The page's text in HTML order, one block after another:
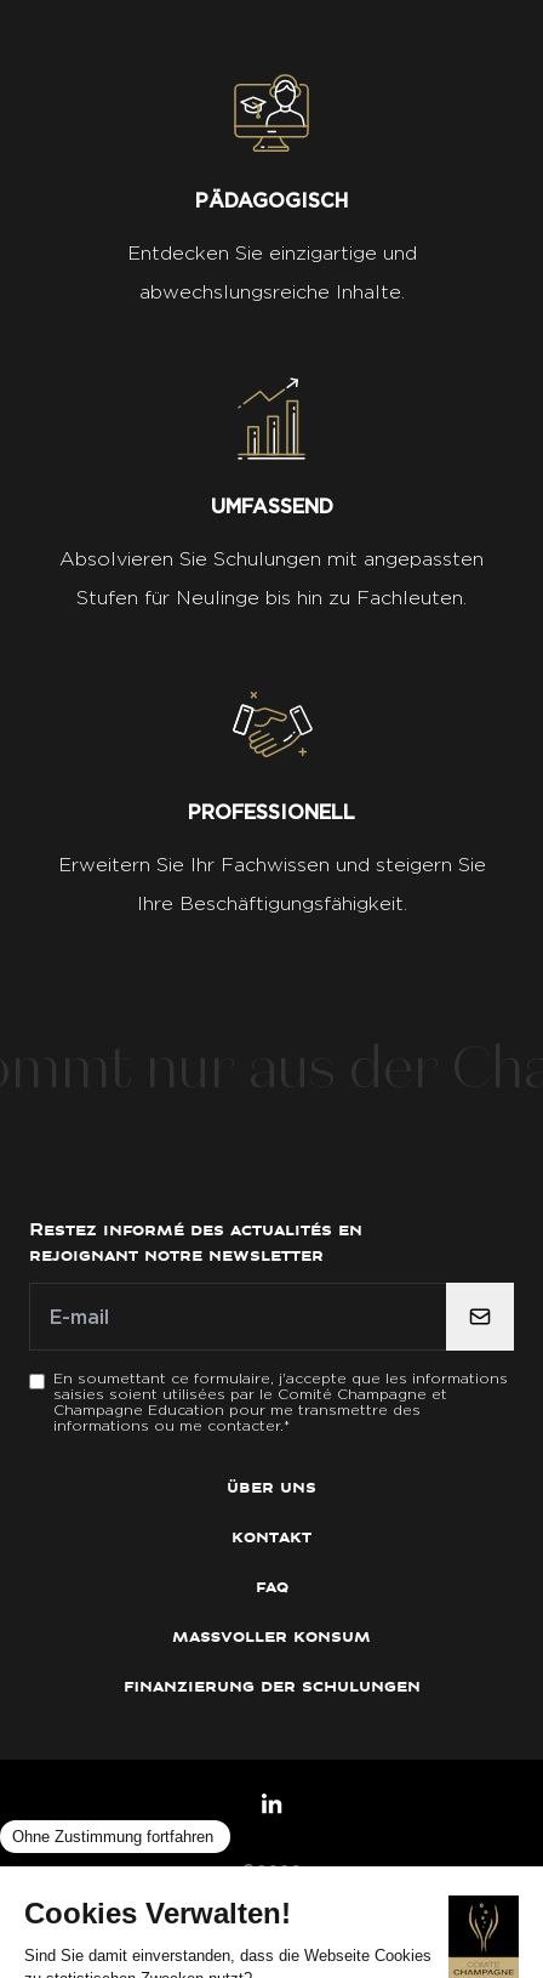
PÄDAGOGISCH
Entdecken Sie einzigartige und
abwechslungsreiche Inhalte.
UMFASSEND
Absolvieren Sie Schulungen mit angepassten
Stufen für Neulinge bis hin zu Fachleuten.
PROFESSIONELL
Erweitern Sie Ihr Fachwissen und steigern Sie
Ihre Beschäftigungsfähigkeit.
Restez informé des actualités en
rejoignant notre newsletter
En soumettant ce formulaire, j'accepte que les informations
saisies soient utilisées par le Comité Champagne et
Champagne Education pour me transmettre des
informations ou me contacter.*
über uns
kontakt
faq
maßvoller konsum
finanzierung der schulungen
©2026
Concours Champagne Spécialiste
Daten
—
www.champagne.fr